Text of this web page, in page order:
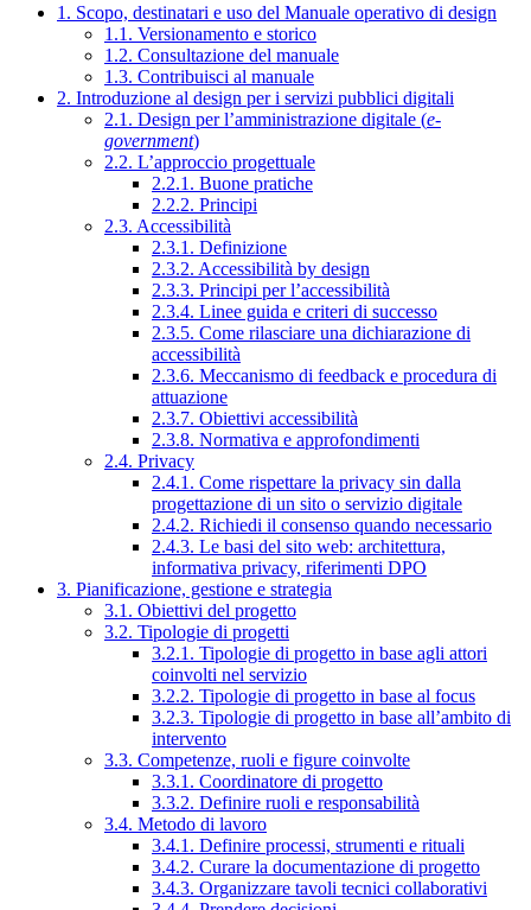
1. Scopo, destinatari e uso del Manuale operativo di design
1.1. Versionamento e storico
1.2. Consultazione del manuale
1.3. Contribuisci al manuale
2. Introduzione al design per i servizi pubblici digitali
2.1. Design per l’amministrazione digitale (e-
government)
2.2. L’approccio progettuale
2.2.1. Buone pratiche
2.2.2. Principi
2.3. Accessibilità
2.3.1. Definizione
2.3.2. Accessibilità by design
2.3.3. Principi per l’accessibilità
2.3.4. Linee guida e criteri di successo
2.3.5. Come rilasciare una dichiarazione di
accessibilità
2.3.6. Meccanismo di feedback e procedura di
attuazione
2.3.7. Obiettivi accessibilità
2.3.8. Normativa e approfondimenti
2.4. Privacy
2.4.1. Come rispettare la privacy sin dalla
progettazione di un sito o servizio digitale
2.4.2. Richiedi il consenso quando necessario
2.4.3. Le basi del sito web: architettura,
informativa privacy, riferimenti DPO
3. Pianificazione, gestione e strategia
3.1. Obiettivi del progetto
3.2. Tipologie di progetti
3.2.1. Tipologie di progetto in base agli attori
coinvolti nel servizio
3.2.2. Tipologie di progetto in base al focus
3.2.3. Tipologie di progetto in base all’ambito di
intervento
3.3. Competenze, ruoli e figure coinvolte
3.3.1. Coordinatore di progetto
3.3.2. Definire ruoli e responsabilità
3.4. Metodo di lavoro
3.4.1. Definire processi, strumenti e rituali
3.4.2. Curare la documentazione di progetto
3.4.3. Organizzare tavoli tecnici collaborativi